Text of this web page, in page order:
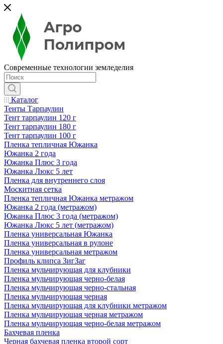
Современные технологии земледелия
Каталог
Тенты Тарпаулин
Тент тарпаулин 120 г
Тент тарпаулин 180 г
Тент тарпаулин 100 г
Пленка тепличная Южанка
Южанка 2 года
Южанка Плюс 3 года
Южанка Люкс 5 лет
Пленка для внутреннего слоя
Москитная сетка
Пленка тепличная Южанка метражом
Южанка 2 года (метражом)
Южанка Плюс 3 года (метражом)
Южанка Люкс 5 лет (метражом)
Пленка универсальная Южанка
Пленка универсальная в рулоне
Пленка универсальная метражом
Профиль клипса ЗигЗаг
Пленка мульчирующая для клубники
Пленка мульчирующая черно-белая
Пленка мульчирующая черно-стальная
Пленка мульчирующая черная
Пленка мульчирующая для клубники метражом
Пленка мульчирующая черная метражом
Пленка мульчирующая черно-белая метражом
Бахчевая пленка
Черная бахчевая пленка второй сорт